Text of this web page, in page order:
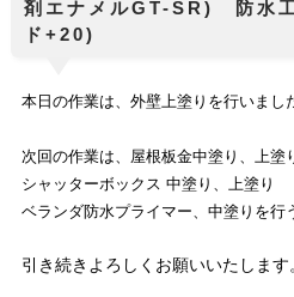
剤エナメルGT-SR) 防水
ド+20)
本日の作業は、 外壁上塗りを行いまし
次回の作業は、屋根板金中塗り、上塗
シャッターボックス 中塗り、上塗り
ベランダ防水プライマー、中塗りを行
引き続きよろしくお願いいたします